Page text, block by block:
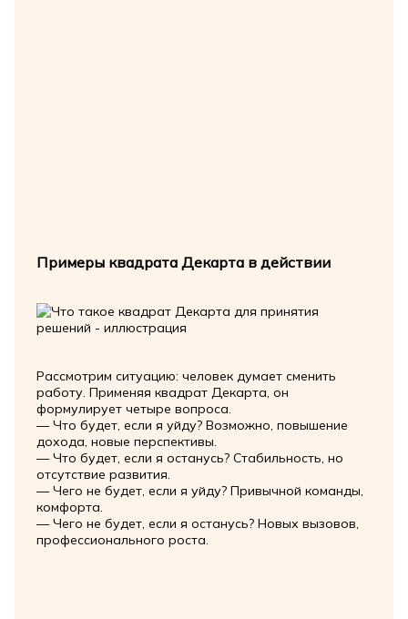
Примеры квадрата Декарта в действии
Рассмотрим ситуацию: человек думает сменить
работу. Применяя квадрат Декарта, он
формулирует четыре вопроса.
— Что будет, если я уйду? Возможно, повышение
дохода, новые перспективы.
— Что будет, если я останусь? Стабильность, но
отсутствие развития.
— Чего не будет, если я уйду? Привычной команды,
комфорта.
— Чего не будет, если я останусь? Новых вызовов,
профессионального роста.